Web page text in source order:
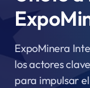
ExpoMinera
los actores
para impulsar